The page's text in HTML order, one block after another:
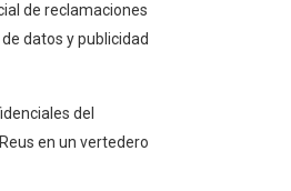
de reclamaciones
datos y publicidad
del
en un vertedero